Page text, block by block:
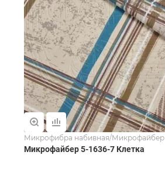
Микрофибра набивная/Микрофайбер
Микрофайбер 5-1636-7 Клетка